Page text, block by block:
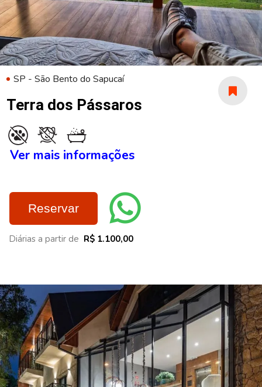
SP - São Bento do Sapucaí
Terra dos Pássaros
Ver mais informações
Reservar
Diárias a partir de R$ 1.100,00